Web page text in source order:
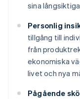
sina
Personlig
tillgång till
från
ekonomiska
livet och nya
Pågående